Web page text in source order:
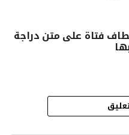
فتاة على متن دراجة